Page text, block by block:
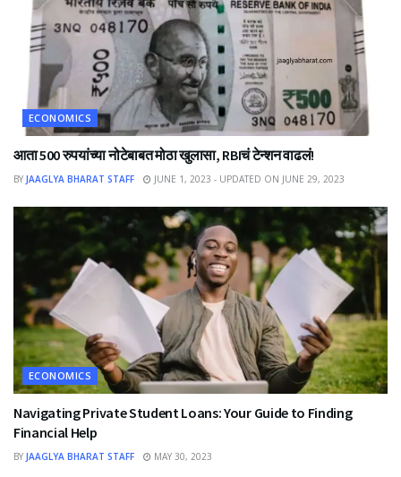
ECONOMICS
आता 500 रुपयांच्या नोटेबाबत मोठा खुलासा, RBIचं टेन्शन वाढलं!
BY JAAGLYA BHARAT STAFF JUNE 1, 2023 - UPDATED ON JUNE 29, 2023
ECONOMICS
Navigating Private Student Loans: Your Guide to Finding
Financial Help
BY JAAGLYA BHARAT STAFF MAY 30, 2023